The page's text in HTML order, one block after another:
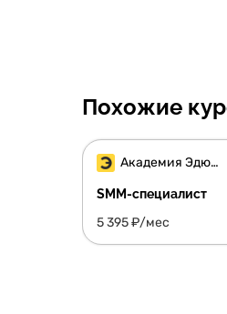
Похожие
Академия Эдюсон
SMM-специалист
5 395 ₽/мес